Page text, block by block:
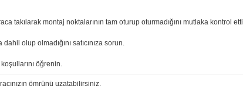
takılarak montaj noktalarının tam oturup oturmadığını mutlaka kontrol
olup olmadığını satıcınıza sorun.
öğrenin.
ömrünü uzatabilirsiniz.